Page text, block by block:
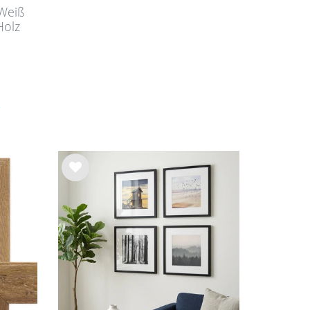
Wu
hlist
e